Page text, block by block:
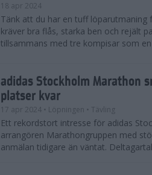
18 apr 2024
Tänk att du har en tuff löparutmaning
kräver bra flås, starka ben och rejält
tillsammans med tre kompisar som
adidas Stockholm Marathon
platser kvar
17 apr 2024 • Löpningen • Tävling
Ett rekordstort intresse för adidas
arrangören Marathongruppen med
anmälan tidigare än väntat.